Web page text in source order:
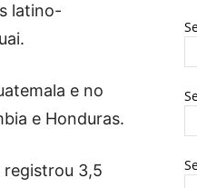
latino-
e no
e Honduras.
registrou 3,5